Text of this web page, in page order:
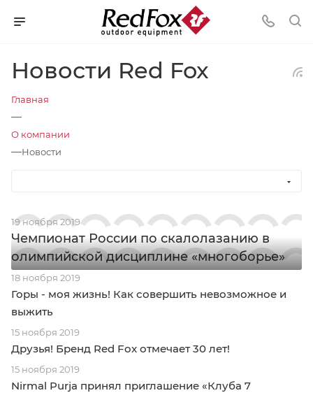
Новости Red Fox
Главная
—
О компании
—Новости
19 ноября 2019
Чемпионат России по скалолазанию в
олимпийской дисциплине «многоборье»
18 ноября 2019
Горы - моя жизнь! Как совершить невозможное и
выжить
15 ноября 2019
Друзья! Бренд Red Fox отмечает 30 лет!
15 ноября 2019
Nirmal Purja принял приглашение «Клуба 7